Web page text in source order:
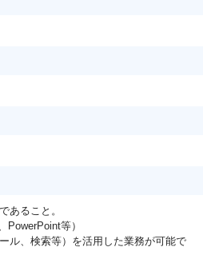
あること。
PowerPoint等）
ル、検索等）を活用した業務が可能で